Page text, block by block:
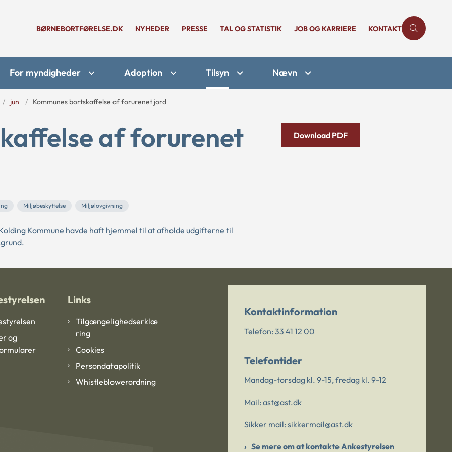
BØRNEBORTFØRELSE.DK NYHEDER PRESSE TAL OG STATISTIK JOB OG KARRIERE KONTAKT
For myndigheder Adoption Tilsyn Nævn
jun Kommunes bortskaffelse af forurenet jord
af forurenet
Miljøbeskyttelse Miljølovgivning
Kommune havde haft hjemmel til at afholde udgifterne til
Download PDF
og
Links
Tilgængelighedserklæ
ring
Cookies
Persondatapolitik
Whistleblowerordning
Kontaktinformation
Telefon: 33 41 12 00
Telefontider
Mandag-torsdag kl. 9-15, fredag kl. 9-12
Mail: ast@ast.dk
Sikker mail: sikkermail@ast.dk
Se mere om at kontakte Ankestyrelsen